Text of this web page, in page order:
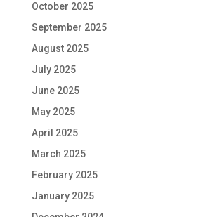
October 2025
September 2025
August 2025
July 2025
June 2025
May 2025
April 2025
March 2025
February 2025
January 2025